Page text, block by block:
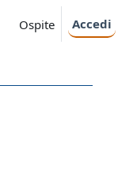
Ospite Accedi